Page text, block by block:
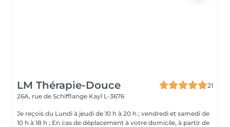
LM Thérapie-Douce
21
26A, rue de Schifflange Kayl L-3676
Je reçois du Lundi à jeudi de 10 h à 20 h ; vendredi et samedi de
10 h à 18 h ; En cas de déplacement à votre domicile, à partir de